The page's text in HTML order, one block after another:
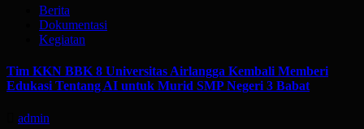
Berita
Dokumentasi
Kegiatan
Tim KKN BBK 8 Universitas Airlangga Kembali Memberi
Edukasi Tentang AI untuk Murid SMP Negeri 3 Babat
admin